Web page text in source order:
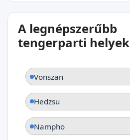
25°C
Najin
A legnépszerűbb
tengerparti helyek
Vonszan
Hedzsu
Nampho